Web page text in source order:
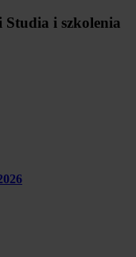
Studia i szkolenia